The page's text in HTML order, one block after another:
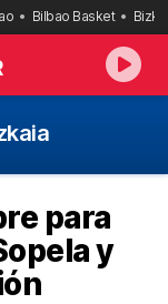
Bilbao Basket
para
y